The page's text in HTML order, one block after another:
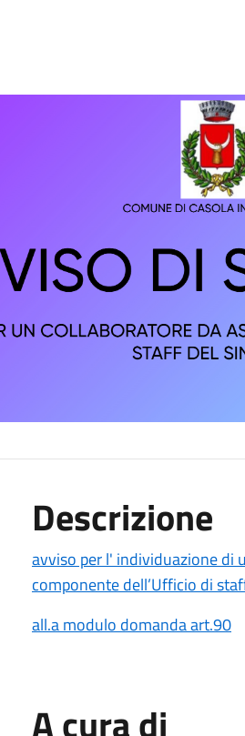
Descrizione
avviso per l' individuazione di
componente dell’Ufficio di
all.a modulo domanda art.90
A cura di